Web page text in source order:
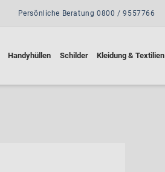
Handyhüllen Schilder Kleidung & Textilien
Persönliche Beratung 0800 / 9557766